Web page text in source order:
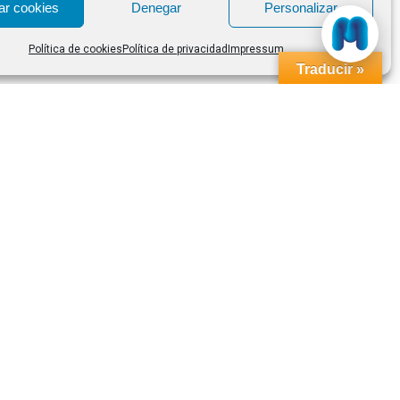
cookies Denegar Personalizar
Política de cookies Política de privacidad Impressum
Traducir »